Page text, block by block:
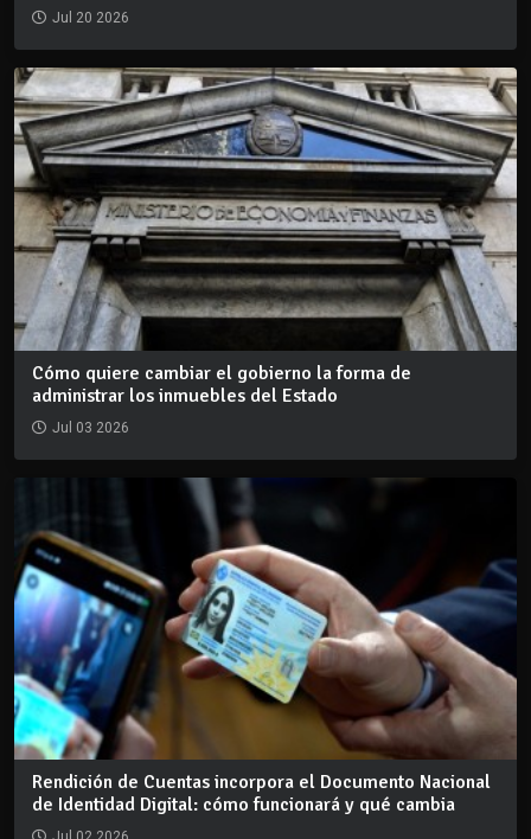
Jul 20 2026
Cómo quiere cambiar el gobierno la forma de
administrar los inmuebles del Estado
Jul 03 2026
Rendición de Cuentas incorpora el Documento Nacional
de Identidad Digital: cómo funcionará y qué cambia